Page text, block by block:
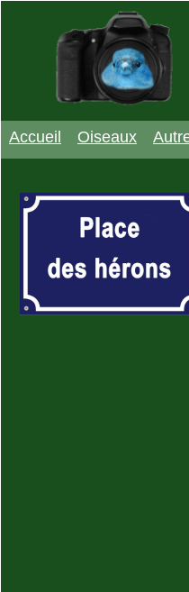
Accueil Oiseaux